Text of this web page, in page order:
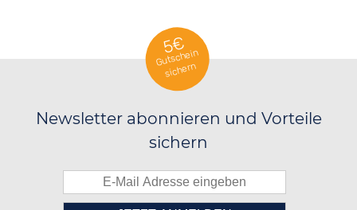
5€
Gutschein
sichern
Newsletter abonnieren und Vorteile
sichern